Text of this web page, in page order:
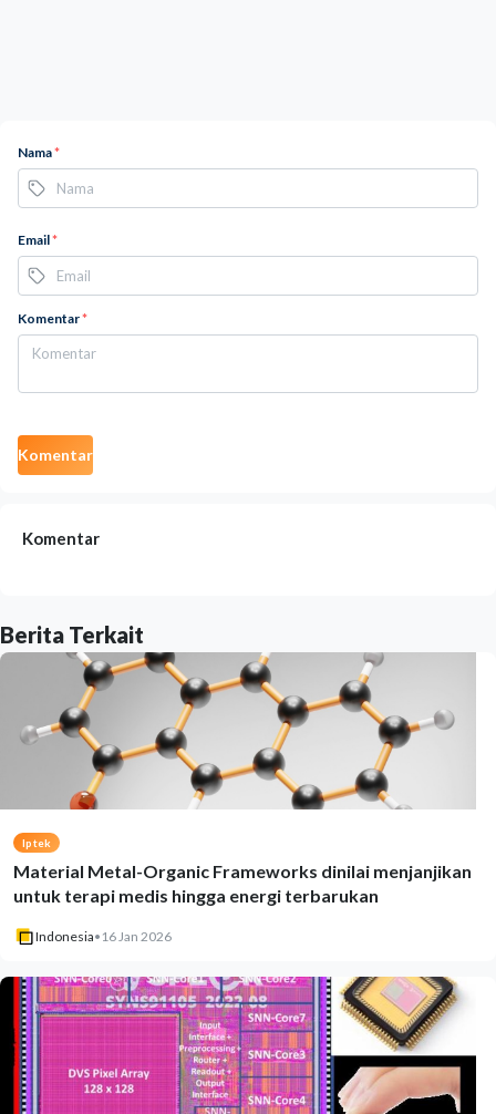
Nama*
Email*
Komentar*
Komentar
Komentar
Berita Terkait
Iptek
Material Metal-Organic Frameworks dinilai menjanjikan
untuk terapi medis hingga energi terbarukan
Indonesia• 16 Jan 2026